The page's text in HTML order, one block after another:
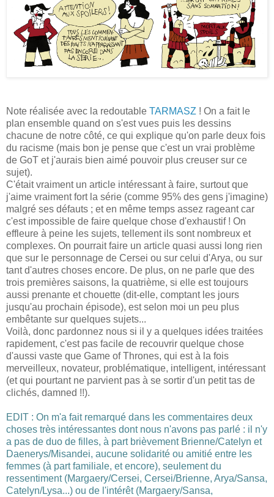
Note réalisée avec la redoutable TARMASZ ! On a fait le
plan ensemble quand on s'est vues puis les dessins
chacune de notre côté, ce qui explique qu'on parle deux fois
du racisme (mais bon je pense que c'est un vrai problème
de GoT et j'aurais bien aimé pouvoir plus creuser sur ce
sujet).
C'était vraiment un article intéressant à faire, surtout que
j'aime vraiment fort la série (comme 95% des gens j'imagine)
malgré ses défauts ; et en même temps assez rageant car
c'est impossible de faire quelque chose d'exhaustif ! On
effleure à peine les sujets, tellement ils sont nombreux et
complexes. On pourrait faire un article quasi aussi long rien
que sur le personnage de Cersei ou sur celui d'Arya, ou sur
tant d'autres choses encore. De plus, on ne parle que des
trois premières saisons, la quatrième, si elle est toujours
aussi prenante et chouette (dit-elle, comptant les jours
jusqu'au prochain épisode), est selon moi un peu plus
embêtante sur quelques sujets...
Voilà, donc pardonnez nous si il y a quelques idées traitées
rapidement, c'est pas facile de recouvrir quelque chose
d'aussi vaste que Game of Thrones, qui est à la fois
merveilleux, novateur, problématique, intelligent, intéressant
(et qui pourtant ne parvient pas à se sortir d'un petit tas de
clichés, damned !!).
EDIT : On m'a fait remarqué dans les commentaires deux
choses très intéressantes dont nous n'avons pas parlé : il n'y
a pas de duo de filles, à part brièvement Brienne/Catelyn et
Daenerys/Misandei, aucune solidarité ou amitié entre les
femmes (à part familiale, et encore), seulement du
ressentiment (Margaery/Cersei, Cersei/Brienne, Arya/Sansa,
Catelyn/Lysa...) ou de l'intérêt (Margaery/Sansa,